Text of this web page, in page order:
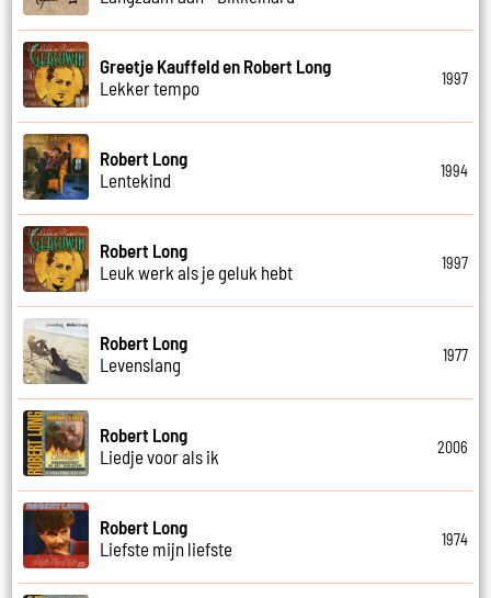
Greetje Kauffeld en Robert Long
Lekker tempo
1997
Robert Long
Lentekind
1994
Robert Long
Leuk werk als je geluk hebt
1997
Robert Long
Levenslang
1977
Robert Long
Liedje voor als ik
2006
Robert Long
Liefste mijn liefste
1974